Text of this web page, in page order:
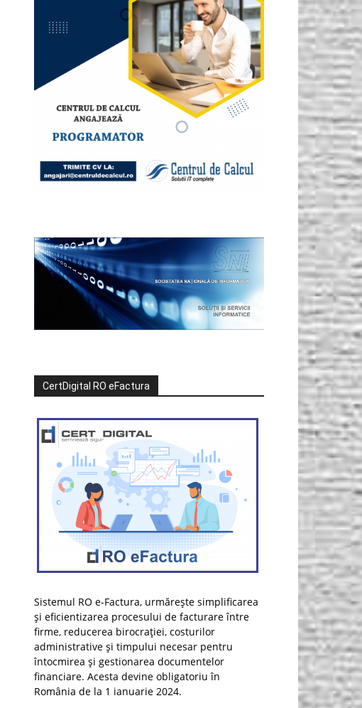
CertDigital RO eFactura
Sistemul RO e-Factura, urmărește simplificarea
și eficientizarea procesului de facturare între
firme, reducerea birocrației, costurilor
administrative și timpului necesar pentru
întocmirea și gestionarea documentelor
financiare. Acesta devine obligatoriu în
România de la 1 ianuarie 2024.